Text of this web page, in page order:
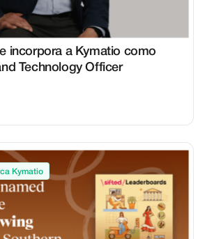
incorpora a Kymatio como
Technology Officer
Kymatio